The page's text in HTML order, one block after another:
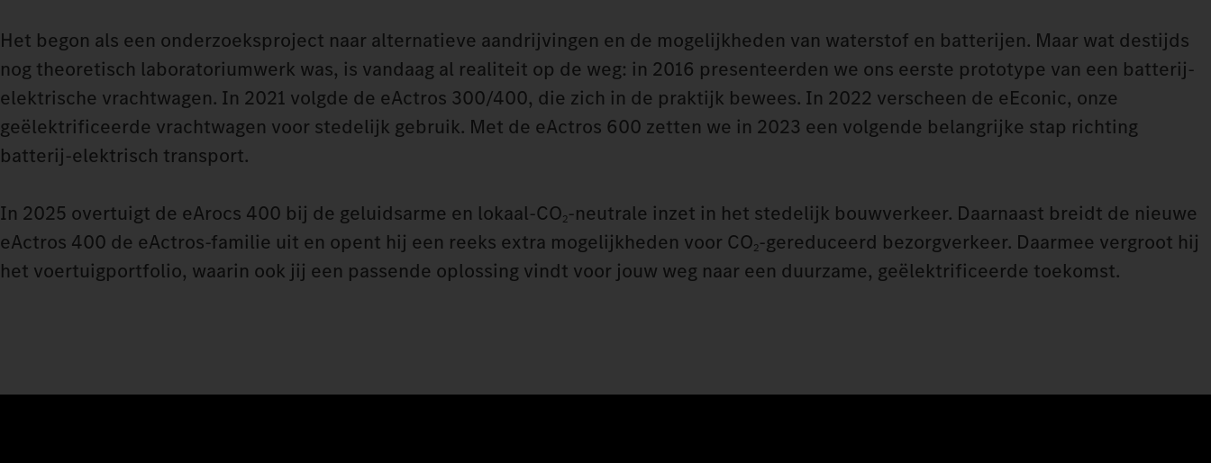
Het begon als een onderzoeksproject naar alternatieve aandrijvingen en de mogelijkheden van waterstof en batterijen. Maar wat destijds
nog theoretisch laboratoriumwerk was, is vandaag al realiteit op de weg: in 2016 presenteerden we ons eerste prototype van een batterij-
elektrische vrachtwagen. In 2021 volgde de eActros 300/400, die zich in de praktijk bewees. In 2022 verscheen de eEconic, onze
geëlektrificeerde vrachtwagen voor stedelijk gebruik. Met de eActros 600 zetten we in 2023 een volgende belangrijke stap richting
batterij-elektrisch transport.
In 2025 overtuigt de eArocs 400 bij de geluidsarme en lokaal-CO2-neutrale inzet in het stedelijk bouwverkeer. Daarnaast breidt de nieuwe
eActros 400 de eActros-familie uit en opent hij een reeks extra mogelijkheden voor CO2-gereduceerd bezorgverkeer. Daarmee vergroot hij
het voertuigportfolio, waarin ook jij een passende oplossing vindt voor jouw weg naar een duurzame, geëlektrificeerde toekomst.